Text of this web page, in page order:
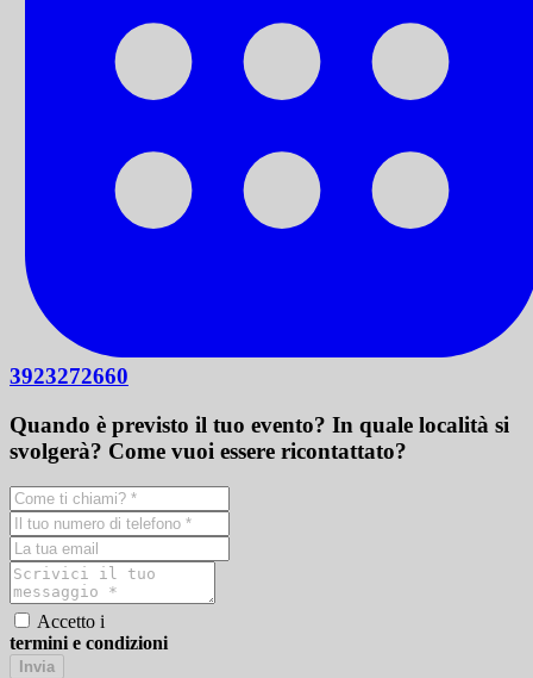
3923272660
Quando è previsto il tuo evento? In quale località si
svolgerà? Come vuoi essere ricontattato?
Accetto i
termini e condizioni
Invia